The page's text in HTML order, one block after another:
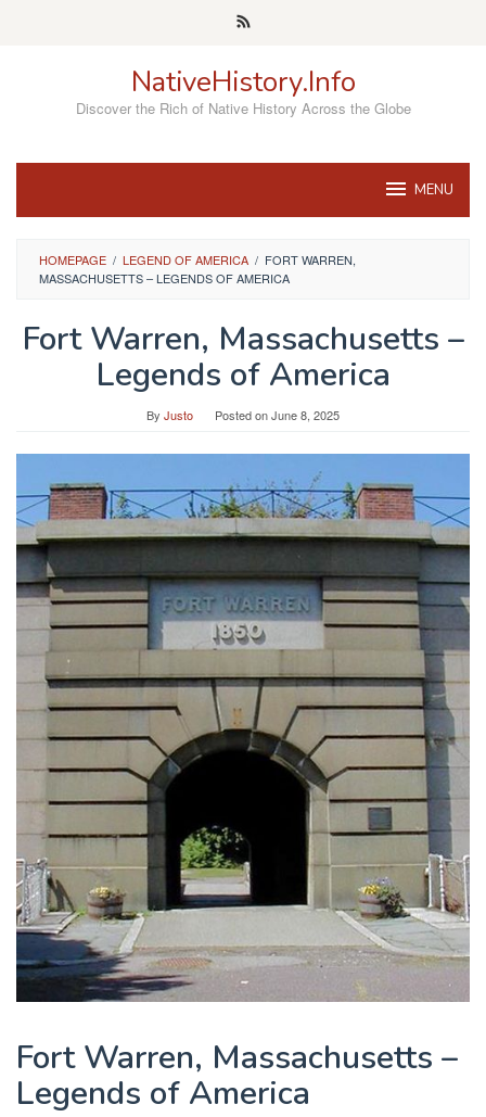
NativeHistory.Info
Discover the Rich of Native History Across the Globe
MENU
HOMEPAGE / LEGEND OF AMERICA / FORT WARREN,
MASSACHUSETTS – LEGENDS OF AMERICA
Fort Warren, Massachusetts –
Legends of America
By Justo Posted onJune 8, 2025
Fort Warren, Massachusetts –
Legends of America